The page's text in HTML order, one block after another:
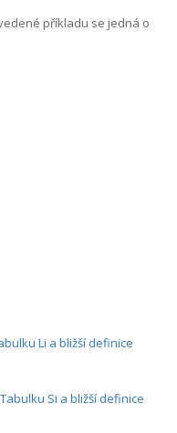
příkladu se jedná o
Li a bližší definice
Tabulku Si a bližší definice